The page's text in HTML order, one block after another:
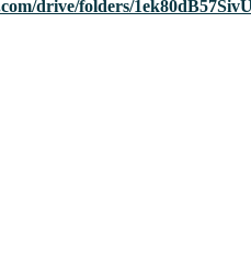
drive/folders/